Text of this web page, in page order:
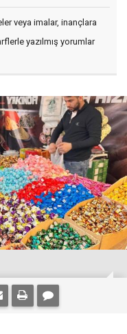
veya imalar, inançlara
yazılmış yorumlar